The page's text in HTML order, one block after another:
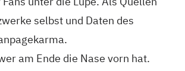
selbst und Daten des
am Ende die Nase vorn hat.